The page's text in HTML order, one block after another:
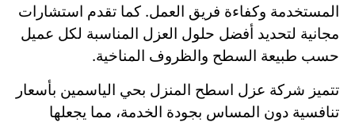
المستخدمة وكفاءة فريق العمل. كما تقدم استشارات
مجانية لتحديد أفضل حلول العزل المناسبة لكل عميل
حسب طبيعة السطح والظروف المناخية.
تتميز شركة عزل اسطح المنزل بحي الياسمين بأسعار
تنافسية دون المساس بجودة الخدمة، مما يجعلها